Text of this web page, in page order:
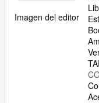
Ayuda
Imagen del editor